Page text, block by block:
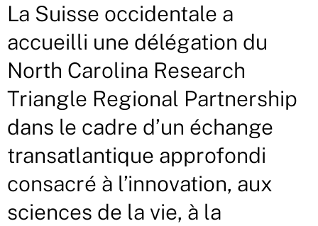
La Suisse occidentale a
accueilli une délégation du
North Carolina Research
Triangle Regional Partnership
dans le cadre d’un échange
transatlantique approfondi
consacré à l’innovation, aux
sciences de la vie, à la